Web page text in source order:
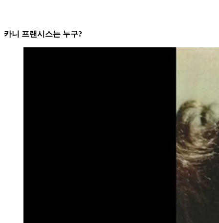
️카니 프랜시스는 누구?